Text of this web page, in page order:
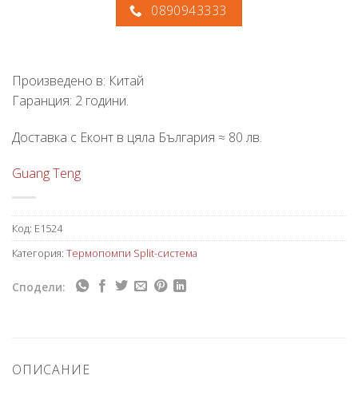
0890943333
Произведено в: Китай
Гаранция: 2 години.
Доставка с Еконт в цяла България ≈ 80 лв.
Guang Teng
Код: E1524
Категория: Термопомпи Split-система
Сподели:
ОПИСАНИЕ